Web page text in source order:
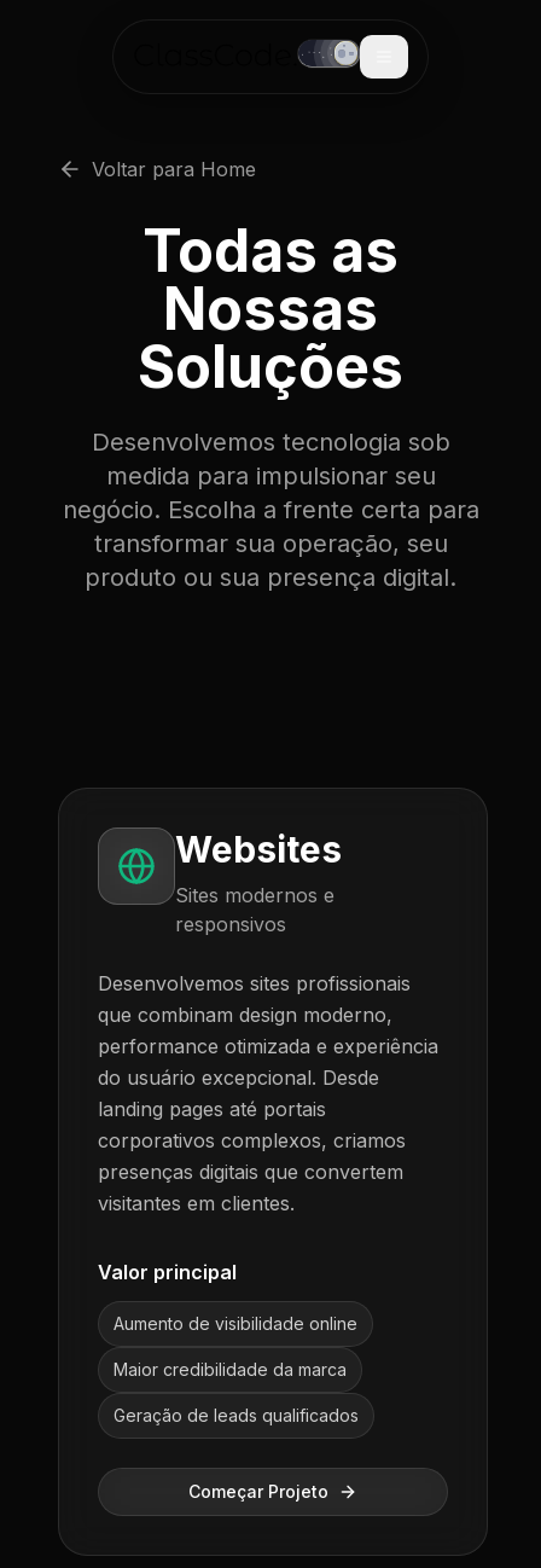
Voltar para Home
Todas as
Nossas
Soluções
Desenvolvemos tecnologia sob
medida para impulsionar seu
negócio. Escolha a frente certa para
transformar sua operação, seu
produto ou sua presença digital.
Websites
Sites modernos e
responsivos
Desenvolvemos sites profissionais
que combinam design moderno,
performance otimizada e experiência
do usuário excepcional. Desde
landing pages até portais
corporativos complexos, criamos
presenças digitais que convertem
visitantes em clientes.
Valor principal
Aumento de visibilidade online
Maior credibilidade da marca
Geração de leads qualificados
Começar Projeto